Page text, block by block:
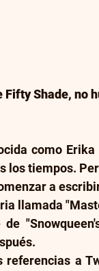
Shade, no
como
los tiempos.
a
llamada
referencias a